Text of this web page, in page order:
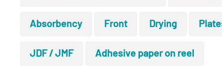
Absorbency Front Drying
JDF / JMF Adhesive paper on reel